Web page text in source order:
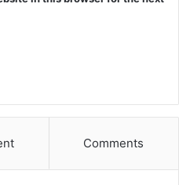
Comments